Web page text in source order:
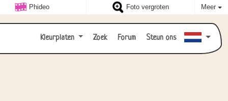
Phideo Foto vergroten Meer
Kleurplaten Zoek Forum Steun ons